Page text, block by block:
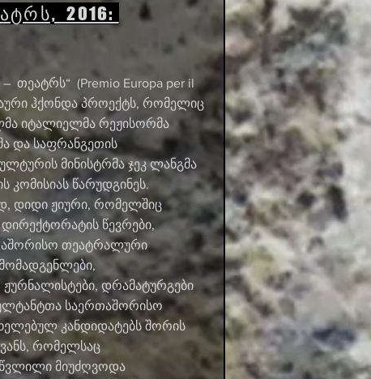
2016:
თეატრს“ (Premio Europa per il
ჰქონდა პროექტს, რომელიც
იტალიელმა რეჟისორმა
და საფრანგეთის
მინისტრმა ჯეკ ლანგმა
კომისიას წარუდგინეს.
დიდი ჟიური, რომელშიც
წევრები,
თეატრალური
დრამატურგები
საერთაშორისო
კანდიდატებს შორის
რომელსაც
მიუძღვოდა